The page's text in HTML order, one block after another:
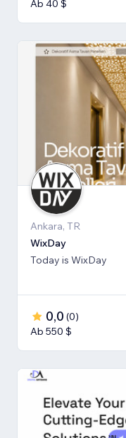
Ab 40 $
Ankara, TR
WixDay
Today is WixDay
0,0 (0)
Ab 550 $